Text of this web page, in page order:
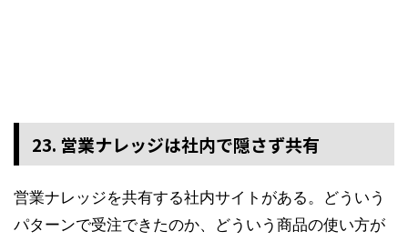
23. 営業ナレッジは社内で隠さず共有
営業ナレッジを共有する社内サイトがある。どういう
パターンで受注できたのか、どういう商品の使い方が